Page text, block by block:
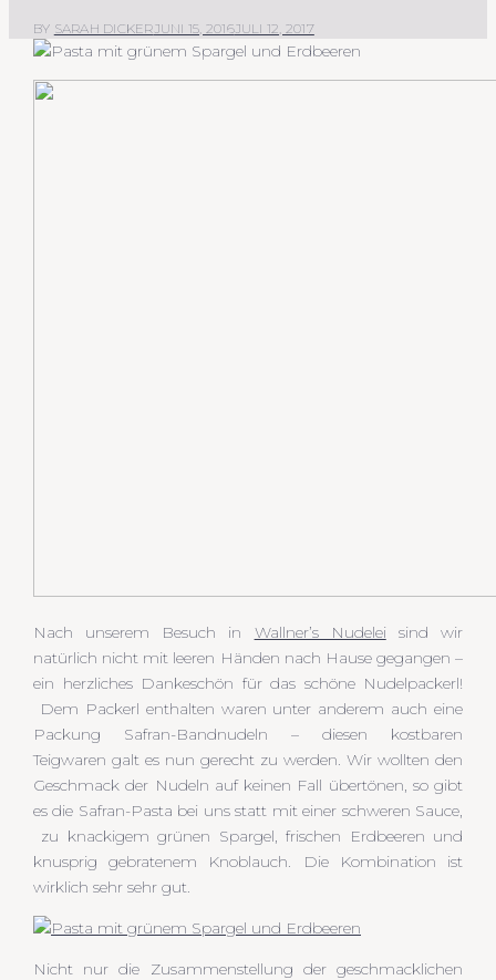
BY SARAH DICKERJUNI 15, 2016JULI 12, 2017
Nach unserem Besuch in Wallner’s Nudelei sind wir
natürlich nicht mit leeren Händen nach Hause gegangen –
ein herzliches Dankeschön für das schöne Nudelpackerl!
Dem Packerl enthalten waren unter anderem auch eine
Packung Safran-Bandnudeln – diesen kostbaren
Teigwaren galt es nun gerecht zu werden. Wir wollten den
Geschmack der Nudeln auf keinen Fall übertönen, so gibt
es die Safran-Pasta bei uns statt mit einer schweren Sauce,
zu knackigem grünen Spargel, frischen Erdbeeren und
knusprig gebratenem Knoblauch. Die Kombination ist
wirklich sehr sehr gut.
Nicht nur die Zusammenstellung der geschmacklichen